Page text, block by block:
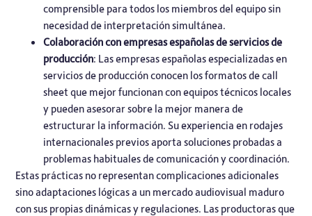
comprensible para todos los miembros del equipo sin
necesidad de interpretación simultánea.
Colaboración con empresas españolas de servicios de
producción: Las empresas españolas especializadas en
servicios de producción conocen los formatos de call
sheet que mejor funcionan con equipos técnicos locales
y pueden asesorar sobre la mejor manera de
estructurar la información. Su experiencia en rodajes
internacionales previos aporta soluciones probadas a
problemas habituales de comunicación y coordinación.
Estas prácticas no representan complicaciones adicionales
sino adaptaciones lógicas a un mercado audiovisual maduro
con sus propias dinámicas y regulaciones. Las productoras que